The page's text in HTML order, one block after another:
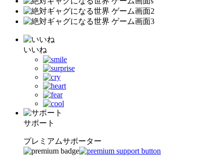
いいね
サポート
プレミアムサポーター